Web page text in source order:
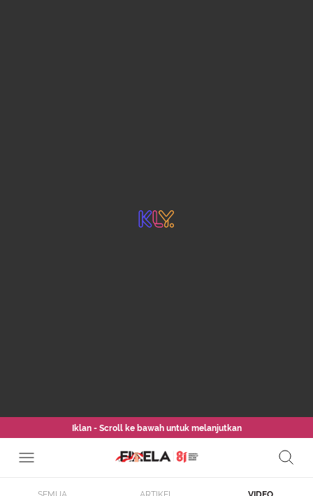
Iklan - Scroll ke bawah untuk melanjutkan